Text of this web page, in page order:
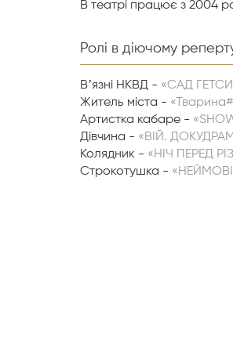
В театрі працює з 2004
Ролі в діючому
Вʼязні НКВД - «САД
Житель міста -
Артистка кабаре -
Дівчина - «ВІЙ.
Колядник - «НІЧ ПЕРЕД
Строкотушка -